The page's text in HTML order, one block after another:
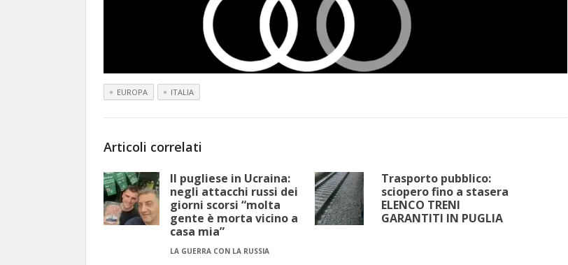
EUROPA ITALIA
Articoli correlati
Il pugliese in Ucraina:
negli attacchi russi dei
giorni scorsi “molta
gente è morta vicino a
casa mia”
LA GUERRA CON LA RUSSIA
Trasporto pubblico:
sciopero fino a stasera
ELENCO TRENI
GARANTITI IN PUGLIA